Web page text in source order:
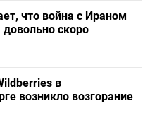
что война с Ираном
скоро
в
возникло возгорание